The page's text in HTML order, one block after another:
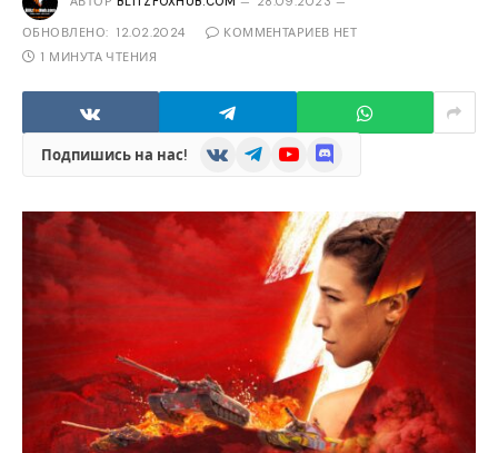
ОБНОВЛЕНО: 12.02.2024
КОММЕНТАРИЕВ НЕТ
1 МИНУТА ЧТЕНИЯ
Подпишись на нас! VKontakteTelegramYouTubeDiscord